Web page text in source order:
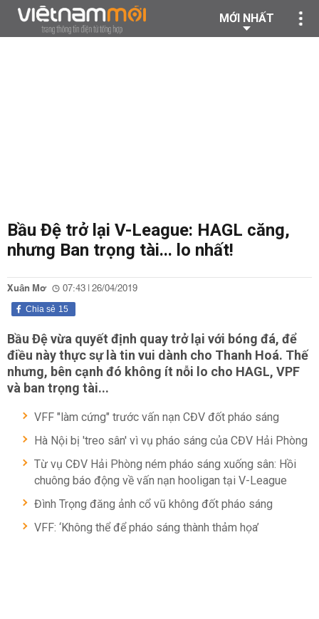
MỚI NHẤT
Bầu Đệ trở lại V-League: HAGL căng,
nhưng Ban trọng tài... lo nhất!
Xuân Mơ 07:43 | 26/04/2019
15
Chia sẻ
Bầu Đệ vừa quyết định quay trở lại với bóng đá, để
điều này thực sự là tin vui dành cho Thanh Hoá. Thế
nhưng, bên cạnh đó không ít nỗi lo cho HAGL, VPF
và ban trọng tài...
VFF "làm cứng" trước vấn nạn CĐV đốt pháo sáng
Hà Nội bị 'treo sân' vì vụ pháo sáng của CĐV Hải Phòng
Từ vụ CĐV Hải Phòng ném pháo sáng xuống sân: Hồi
chuông báo động về vấn nạn hooligan tại V-League
Đình Trọng đăng ảnh cổ vũ không đốt pháo sáng
VFF: ‘Không thể để pháo sáng thành thảm họa’